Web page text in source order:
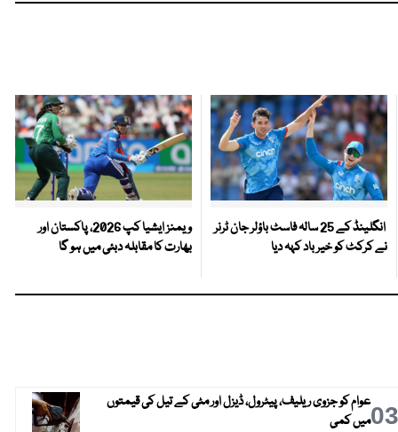
انگلینڈ کے 25 سالہ فاسٹ باؤلر جان ٹرنر
نے کرکٹ کو خیر باد کہہ دیا
ویمنز ایشیا کپ 2026، پاکستان اور
بھارت کا مقابلہ دبئی میں ہو گا
03عوام کو جزوی ریلیف، پیٹرول، ڈیزل اور مٹی کے تیل کی قیمتوں
میں کمی